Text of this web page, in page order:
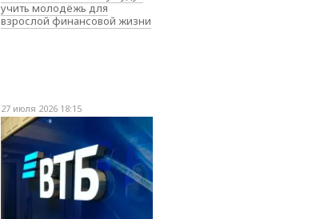
учить молодёжь для
взрослой финансовой жизни
27 июля 2026 18:15